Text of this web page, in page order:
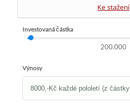
Ke stažení
Investovaná částka
200.000
Výnosy